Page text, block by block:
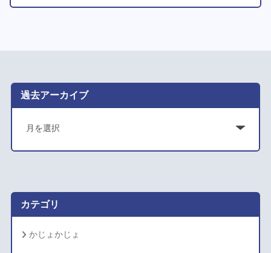
過去アーカイブ
ア
カ
カテゴリ
かじょかじょ